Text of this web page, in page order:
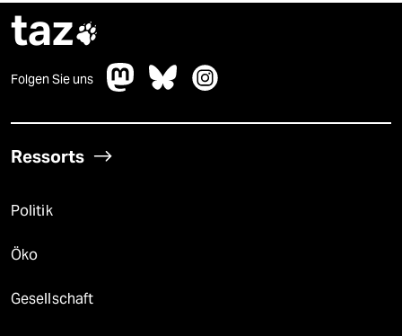
taz
Folgen Sie uns
Ressorts
Politik
Öko
Gesellschaft